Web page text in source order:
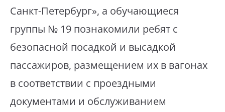
Санкт-Петербург», а обучающиеся
группы № 19 познакомили ребят с
безопасной посадкой и высадкой
пассажиров, размещением их в вагонах
в соответствии с проездными
документами и обслуживанием